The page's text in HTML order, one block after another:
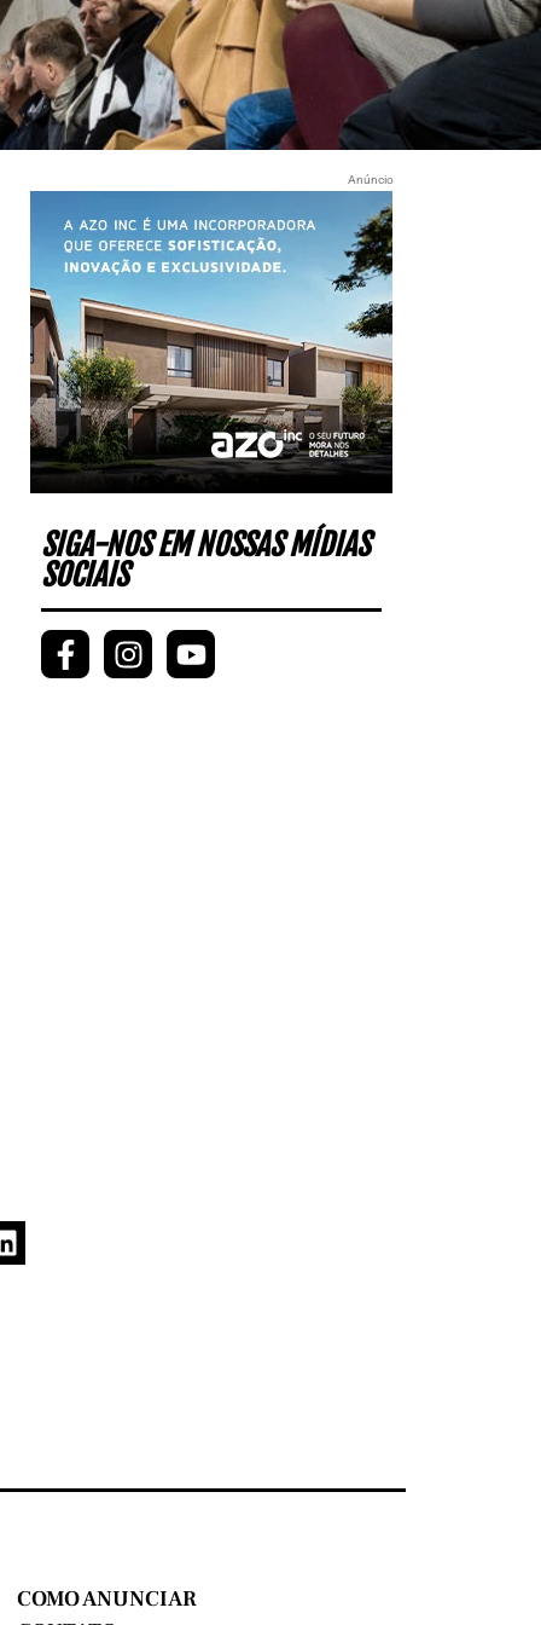
Anúncio
SIGA-NOS EM NOSSAS MÍDIAS
SOCIAIS
COMO ANUNCIAR